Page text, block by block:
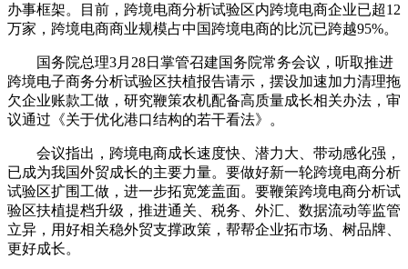
办事框架。目前，跨境电商分析试验区内跨境电商企业已超12
万家，跨境电商商业规模占中国跨境电商的比沉已跨越95%。
国务院总理3月28日掌管召建国务院常务会议，听取推进
跨境电子商务分析试验区扶植报告请示，摆设加速加力清理拖
欠企业账款工做，研究鞭策农机配备高质量成长相关办法，审
议通过《关于优化港口结构的若干看法》。
会议指出，跨境电商成长速度快、潜力大、带动感化强，
已成为我国外贸成长的主要力量。要做好新一轮跨境电商分析
试验区扩围工做，进一步拓宽笼盖面。要鞭策跨境电商分析试
验区扶植提档升级，推进通关、税务、外汇、数据流动等监管
立异，用好相关稳外贸支撑政策，帮帮企业拓市场、树品牌、
更好成长。